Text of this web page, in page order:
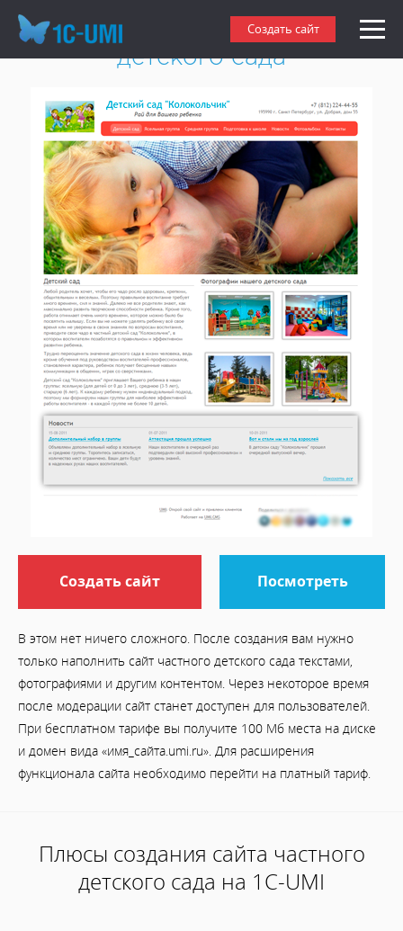
Создать сайт
Создать сайт частного
детского сада
Создать сайт Посмотреть
В этом нет ничего сложного. После создания вам нужно
только наполнить сайт частного детского сада текстами,
фотографиями и другим контентом. Через некоторое время
после модерации сайт станет доступен для пользователей.
При бесплатном тарифе вы получите 100 Мб места на диске
и домен вида «имя_сайта.umi.ru». Для расширения
функционала сайта необходимо перейти на платный тариф.
Плюсы создания сайта частного
детского сада на 1С-UMI